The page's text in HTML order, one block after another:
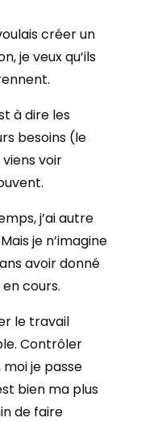
créer un
je veux qu’ils
à dire les
besoins (le
voir
j’ai autre
je n’imagine
avoir donné
cours.
le travail
Contrôler
je passe
bien ma plus
de faire